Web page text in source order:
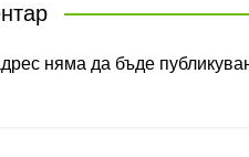
няма да бъде